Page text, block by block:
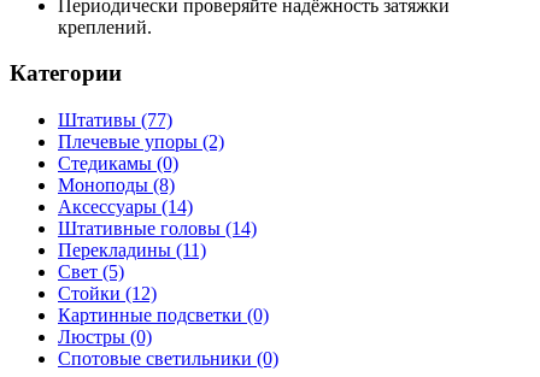
Периодически проверяйте надёжность затяжки
креплений.
Категории
Штативы (77)
Плечевые упоры (2)
Стедикамы (0)
Моноподы (8)
Аксессуары (14)
Штативные головы (14)
Перекладины (11)
Свет (5)
Стойки (12)
Картинные подсветки (0)
Люстры (0)
Спотовые светильники (0)